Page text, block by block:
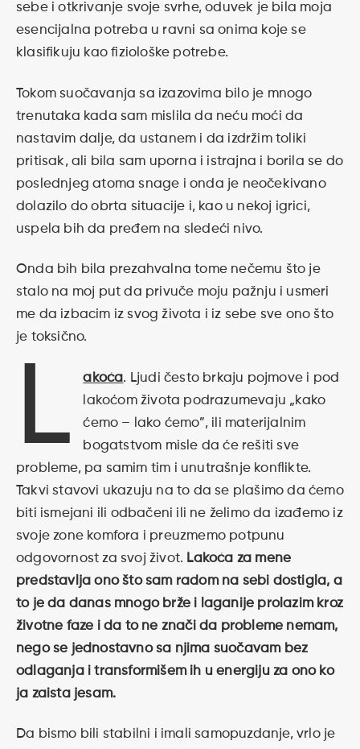
sebe i otkrivanje svoje svrhe, oduvek je bila moja
esencijalna potreba u ravni sa onima koje se
klasifikuju kao fiziološke potrebe.
Tokom suočavanja sa izazovima bilo je mnogo
trenutaka kada sam mislila da neću moći da
nastavim dalje, da ustanem i da izdržim toliki
pritisak, ali bila sam uporna i istrajna i borila se do
poslednjeg atoma snage i onda je neočekivano
dolazilo do obrta situacije i, kao u nekoj igrici,
uspela bih da pređem na sledeći nivo.
Onda bih bila prezahvalna tome nečemu što je
stalo na moj put da privuče moju pažnju i usmeri
me da izbacim iz svog života i iz sebe sve ono što
je toksično.
L akoća. Ljudi često brkaju pojmove i pod
lakoćom života podrazumevaju „kako
ćemo – lako ćemo”, ili materijalnim
bogatstvom misle da će rešiti sve
probleme, pa samim tim i unutrašnje konflikte.
Takvi stavovi ukazuju na to da se plašimo da ćemo
biti ismejani ili odbačeni ili ne želimo da izađemo iz
svoje zone komfora i preuzmemo potpunu
odgovornost za svoj život. Lakoća za mene
predstavlja ono što sam radom na sebi dostigla, a
to je da danas mnogo brže i laganije prolazim kroz
životne faze i da to ne znači da probleme nemam,
nego se jednostavno sa njima suočavam bez
odlaganja i transformišem ih u energiju za ono ko
ja zaista jesam.
Da bismo bili stabilni i imali samopuzdanje, vrlo je